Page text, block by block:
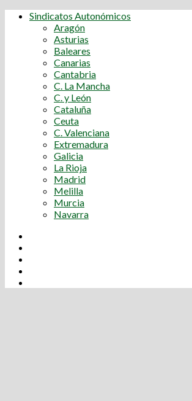
Sindicatos Autonómicos
Aragón
Asturias
Baleares
Canarias
Cantabria
C. La Mancha
C. y León
Cataluña
Ceuta
C. Valenciana
Extremadura
Galicia
La Rioja
Madrid
Melilla
Murcia
Navarra
fb